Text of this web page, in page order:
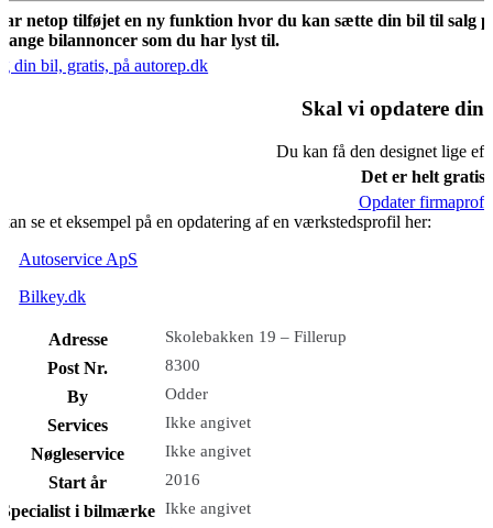
netop tilføjet en ny funktion hvor du kan sætte din bil til salg
bilannoncer som du har lyst til.
din bil, gratis, på autorep.dk
Skal vi opdatere din
Du kan få den designet lige
Det er helt gratis.
Opdater firmaprofil
se et eksempel på en opdatering af en værkstedsprofil her:
Autoservice ApS
Bilkey.dk
Adresse Skolebakken 19 – Fillerup
Post Nr. 8300
By Odder
Services Ikke angivet
Nøgleservice Ikke angivet
Start år 2016
Specialist i bilmærke Ikke angivet